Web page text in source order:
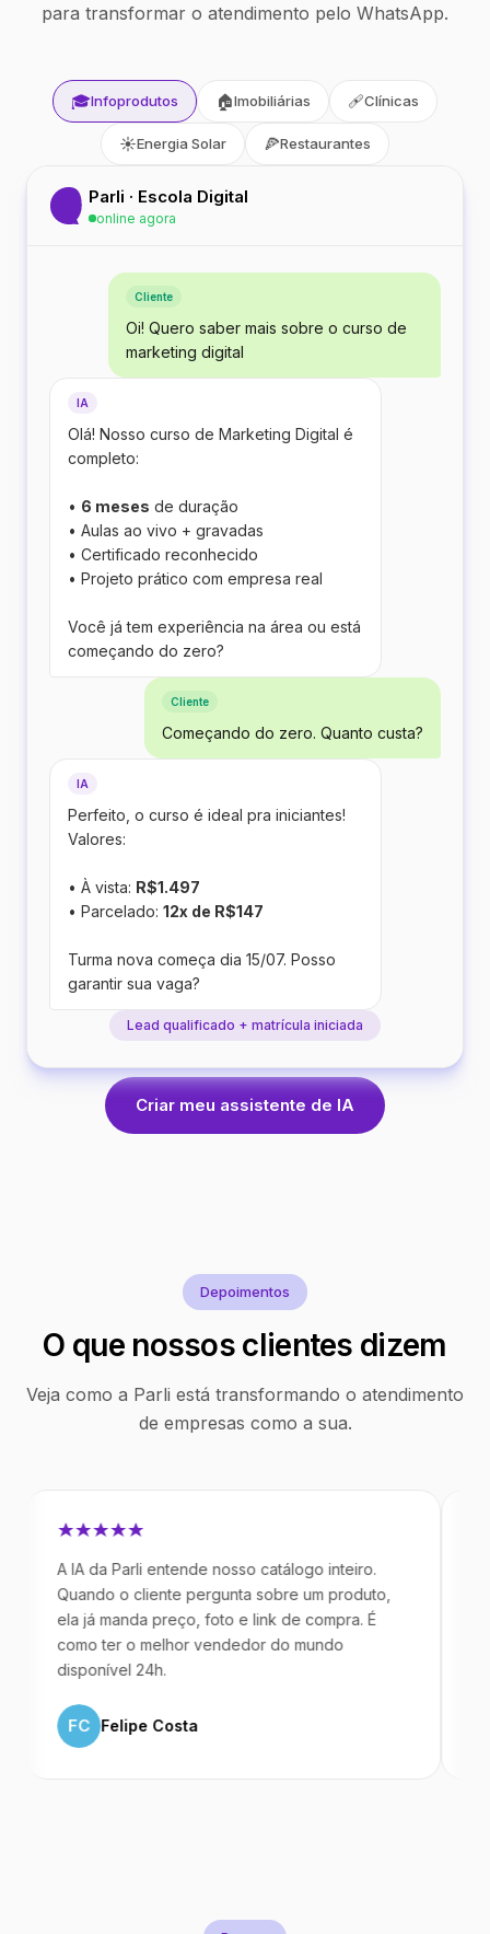
para transformar o atendimento pelo WhatsApp.
🎓Infoprodutos 🏠Imobiliárias 🩹Clínicas
☀️Energia Solar 🍕Restaurantes
Parli · Escola Digital
online agora
Cliente
Oi! Quero saber mais sobre o curso de
marketing digital
IA
Olá! Nosso curso de Marketing Digital é
completo:
• 6 meses de duração
• Aulas ao vivo + gravadas
• Certificado reconhecido
• Projeto prático com empresa real
Você já tem experiência na área ou está
começando do zero?
Cliente
Começando do zero. Quanto custa?
IA
Perfeito, o curso é ideal pra iniciantes!
Valores:
• À vista: R$1.497
• Parcelado: 12x de R$147
Turma nova começa dia 15/07. Posso
garantir sua vaga?
Lead qualificado + matrícula iniciada
Criar meu assistente de IA
Depoimentos
O que nossos clientes dizem
Veja como a Parli está transformando o atendimento
de empresas como a sua.
IA da Parli entende nosso catálogo inteiro.
o cliente pergunta sobre um produto,
já manda preço, foto e link de compra. É
ter o melhor vendedor do mundo
24h.
Felipe Costa